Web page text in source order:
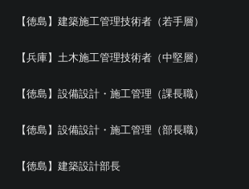
【徳島】建築施工管理技術者（若手層）
【兵庫】土木施工管理技術者（中堅層）
【徳島】設備設計・施工管理（課長職）
【徳島】設備設計・施工管理（部長職）
【徳島】建築設計部長